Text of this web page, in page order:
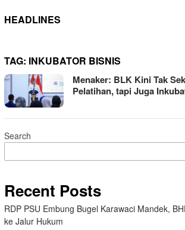
HEADLINES
TAG: INKUBATOR BISNIS
Menaker: BLK Kini Tak
Pelatihan, tapi Juga
Search
Recent Posts
RDP PSU Embung Bugel Karawaci Mandek,
ke Jalur Hukum